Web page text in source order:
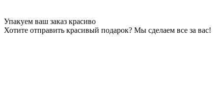
Упакуем ваш заказ красиво
Хотите отправить красивый подарок? Мы сделаем все за вас!